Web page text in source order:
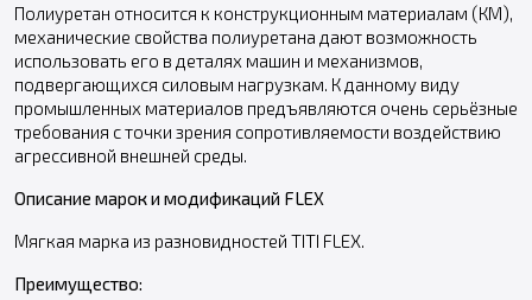
Полиуретан относится к конструкционным материалам (КМ),
механические свойства полиуретана дают возможность
использовать его в деталях машин и механизмов,
подвергающихся силовым нагрузкам. К данному виду
промышленных материалов предъявляются очень серьёзные
требования с точки зрения сопротивляемости воздействию
агрессивной внешней среды.
Описание марок и модификаций FLEX
Мягкая марка из разновидностей TITI FLEX.
Преимущество: